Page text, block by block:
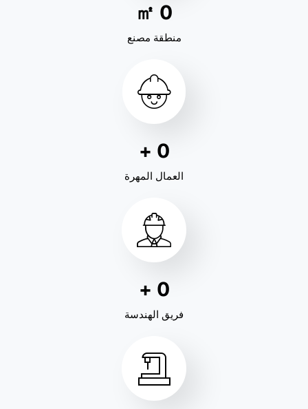
0
منطقة مصنع
0
+
العمال المهرة
0
+
فريق الهندسة